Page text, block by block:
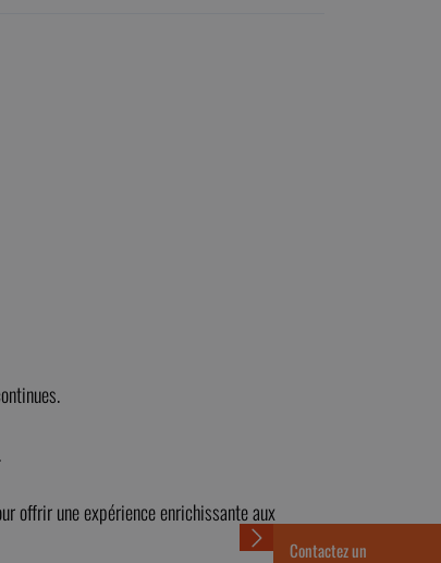
Contactez un
offrir une expérience enrichissante aux